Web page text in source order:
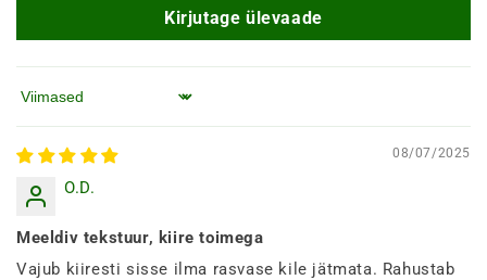
Kirjutage ülevaade
Järjesta järgi
08/07/2025
O.D.
Meeldiv tekstuur, kiire toimega
Vajub kiiresti sisse ilma rasvase kile jätmata. Rahustab